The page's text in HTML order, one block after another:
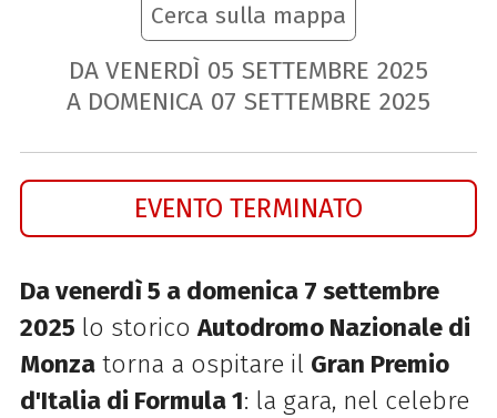
Cerca sulla mappa
DA VENERDÌ 05 SETTEMBRE 2025
A DOMENICA 07 SETTEMBRE 2025
EVENTO TERMINATO
Da venerdì 5 a domenica 7 settembre
2025 lo storicoAutodromo Nazionale di
Monzatorna a ospitare il Gran Premio
d'Italia di Formula 1: la gara, nel celebre